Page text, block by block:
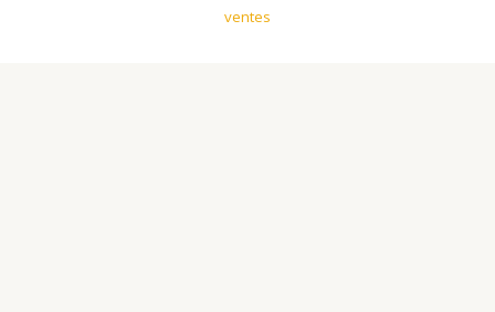
ventes